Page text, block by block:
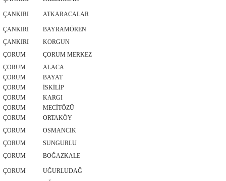
ÇANKIRI ATKARACALAR
ÇANKIRI
BAYRAMÖREN
ÇANKIRI
KORGUN
ÇORUM
ÇORUM MERKEZ
ÇORUM
ALACA
ÇORUM
BAYAT
ÇORUM
İSKİLİP
ÇORUM
KARGI
ÇORUM
MECİTÖZÜ
ÇORUM
ORTAKÖY
ÇORUM
OSMANCIK
ÇORUM
SUNGURLU
ÇORUM
BOĞAZKALE
ÇORUM
UĞURLUDAĞ